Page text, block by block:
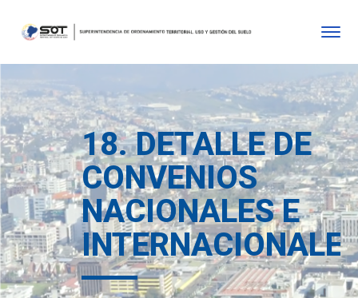
18. DETALLE DE
CONVENIOS
NACIONALES E